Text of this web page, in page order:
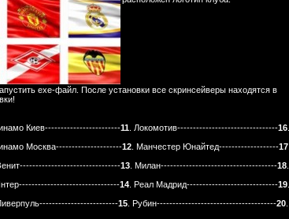
exe-файл. После установки все скринсейверы находятся в
Киев------------------------11 . Локомотив--------------------------------16
Москва---------------------12 . Манчестер Юнайтед-------------------17
--------------------------------13 . Милан-------------------------------------18
--------------------------------14 . Реал Мадрид-----------------------------19
-------------------------15 . Рубин--------------------------------------20